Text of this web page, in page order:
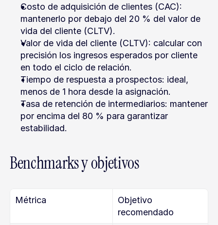
Costo de adquisición de clientes (CAC):
mantenerlo por debajo del 20 % del valor de
vida del cliente (CLTV).
Valor de vida del cliente (CLTV): calcular con
precisión los ingresos esperados por cliente
en todo el ciclo de relación.
Tiempo de respuesta a prospectos: ideal,
menos de 1 hora desde la asignación.
Tasa de retención de intermediarios: mantener
por encima del 80 % para garantizar
estabilidad.
Benchmarks y objetivos
Métrica
Objetivo
recomendado